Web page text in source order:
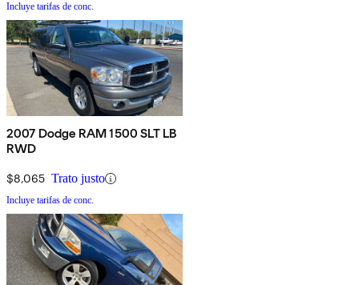
Incluye tarifas de conc.
2007 Dodge RAM 1500 SLT LB
RWD
$8,065 Trato justo
Incluye tarifas de conc.